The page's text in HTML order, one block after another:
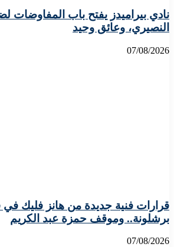
نادي بيراميدز يفتح باب
النصيري، وعائق وحيد
07/08/2026
قرارات فنية جديدة من هانز فليك في
برشلونة.. وموقف حمزة عبد الكريم
07/08/2026